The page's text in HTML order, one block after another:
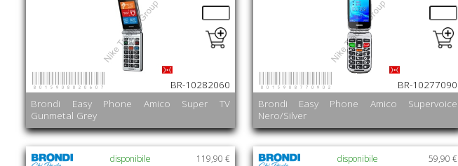
Brondi Easy Phone Amico Super TV
Gunmetal Grey
BR-10282060
Brondi Easy Phone Amico Supervoice
Nero/Silver
BR-10277090
119,90 €
disponibile 59,90 €
disponibile